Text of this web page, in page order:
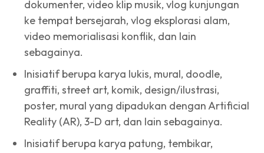
dokumenter, video klip musik, vlog kunjungan
ke tempat bersejarah, vlog eksplorasi alam,
video memorialisasi konflik, dan lain
sebagainya.
Inisiatif berupa karya lukis, mural, doodle,
graffiti, street art, komik, design/ilustrasi,
poster, mural yang dipadukan dengan Artificial
Reality (AR), 3-D art, dan lain sebagainya.
Inisiatif berupa karya patung, tembikar,